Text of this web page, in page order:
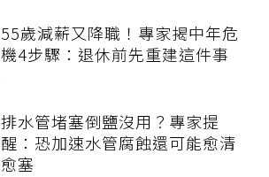
55歲減薪又降職！專家揭中年危
機4步驟：退休前先重建這件事
排水管堵塞倒鹽沒用？專家提
醒：恐加速水管腐蝕還可能愈清
愈塞